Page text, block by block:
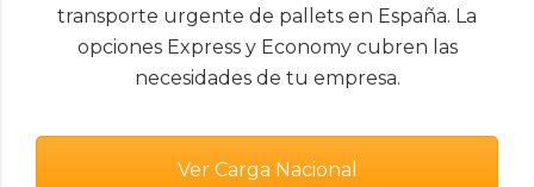
transporte urgente de pallets en España. La
opciones Express y Economy cubren las
necesidades de tu empresa.
Ver Carga Nacional